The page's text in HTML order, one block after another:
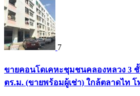
7
ขายคอนโดเคหะชุมชนคลองหลวง 3
ตร.ม. (ขายพร้อมผู้เช่า) ใกล้ตลาดไท โท